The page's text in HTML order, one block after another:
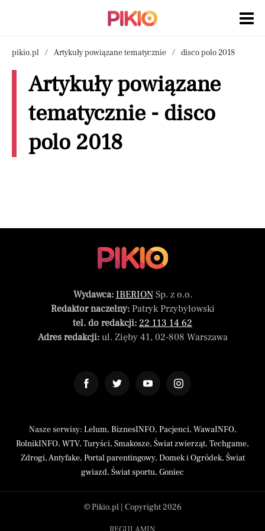
pikio.pl Artykuły powiązane tematycznie disco polo 2018
Artykuły powiązane
tematycznie - disco
polo 2018
Wydawca: IBERIONSp. z o.o.
Redaktor naczelny:Patryk Przybyłowski
tel. do redakcji: 22 113 14 62
Adres redakcji:ul. Zięby 41, 02-808 Warszawa
Nasze serwisy: Lelum, BiznesINFO, Pacjenci, WawaINFO,
RolnikINFO, WTV, Turyści, Smakosze, Świat zwierząt, Techgame,
Zdrogi,Antyfake, Portal parentingowy, Domek i Ogródek, Świat
gwiazd, Świat sportu, Goniec
© Pikio.pl | Copyright 2026